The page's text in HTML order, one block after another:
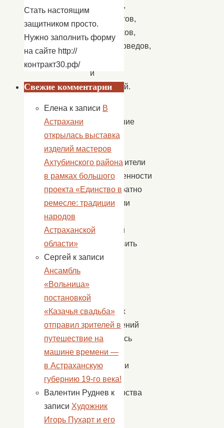
артистов,
музыкантов,
художников,
искусствоведов,
и
писателей.
За
прошедшие
четыре
года
представители
общественности
неоднократно
выступали
просьбой
возобновить
премии
из
недавних
выступлений
состоялось
на
заседании
коллегии
министерства
культуры
и
Стать настоящим
защитником просто.
Нужно заполнить форму
на сайте http://
контракт30.рф/
Свежие комментарии
Елена к записи В
Астрахани
открылась выставка
изделий мастеров
Ахтубинского района
в рамках большого
проекта «Единство в
ремесле: традиции
народов
Астраханской
области»
Сергей к записи
Ансамбль
«Вольница»
постановкой
«Казачья свадьба»
отправил зрителей в
путешествие на
машине времени —
в Астраханскую
губернию 19-го века!
Валентин Руднев к
записи Художник
Игорь Пухарт и его